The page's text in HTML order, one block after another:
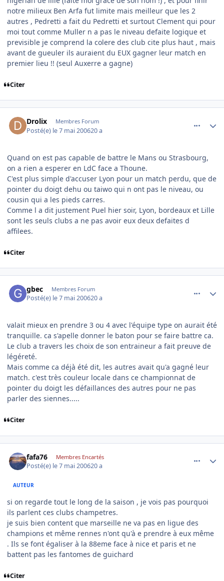
notre milieux Ben Arfa fut limite mais meilleur que les 2
autres , Pedretti a fait du Pedretti et surtout Clement qui pour
moi tout comme Muller n a pas le niveau defaite logique et
previsible je comprend la colere des club cite plus haut , mais
avant de gueuler ils auraient du EUX gagner leur match en
premier lieu !! (seul Auxerre a gagne)
Citer
Drolix Membres Forum
Posté(e) le 7 mai 200620 a
Quand on est pas capable de battre le Mans ou Strasbourg,
on a rien a esperer en LdC face a Thoune.
C'est plus simple d'accuser Lyon pour un match perdu, que de
pointer du doigt dehu ou taiwo qui n ont pas le niveau, ou
cousin qui a les pieds carres.
Comme l a dit justement Puel hier soir, Lyon, bordeaux et Lille
sont les seuls clubs a ne pas avoir eux deux defaites d
affilees.
Citer
gbec Membres Forum
Posté(e) le 7 mai 200620 a
valait mieux en prendre 3 ou 4 avec l'équipe type on aurait été
tranquille. ca s'apelle donner le baton pour se faire battre ca.
Le club a travers les choix de son entraineur a fait preuve de
légéreté.
Mais comme ca déjà été dit, les autres avait qu'a gagné leur
match. c'est très couleur locale dans ce championnat de
pointer du doigt les défaillances des autres pour ne pas
parler des siennes.....
Citer
fafa76 Membres Encartés
Posté(e) le 7 mai 200620 a
AUTEUR
si on regarde tout le long de la saison , je vois pas pourquoi
ils parlent ces clubs champetres.
je suis bien content que marseille ne va pas en ligue des
champions et même rennes n'ont qu'à e prendre à eux même
. Ils se font égaliser à la 88eme face à nice et paris et ne
battent pas les fantomes de guichard
Citer